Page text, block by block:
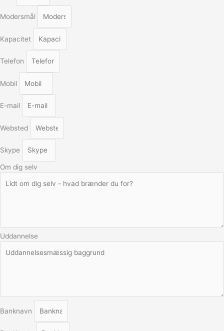
Modersmål
Kapacitet
Telefon
Mobil
E-mail
Websted
Skype
Om dig selv
Uddannelse
Banknavn